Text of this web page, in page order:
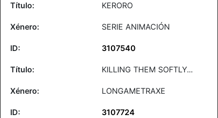
KERORO
SERIE ANIMACIÓN
3107540
KILLING THEM SOFTLY...
LONGAMETRAXE
3107724